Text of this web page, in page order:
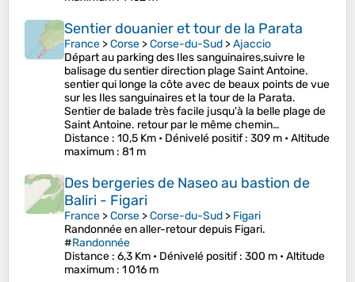
Sentier douanier et tour de la Parata
France >Corse >Corse-du-Sud >Ajaccio
Départ au parking des Iles sanguinaires,suivre le
balisage du sentier direction plage Saint Antoine.
sentier qui longe la côte avec de beaux points de vue
sur les Iles sanguinaires et la tour de la Parata.
Sentier de balade très facile jusqu'à la belle plage de
Saint Antoine. retour par le même chemin…
Distance : 10,5 Km • Dénivelé positif: 309 m •Altitude
maximum : 81 m
Des bergeries de Naseo au bastion de
Baliri - Figari
France >Corse >Corse-du-Sud > Figari
Randonnée en aller-retour depuis Figari.
#Randonnée
Distance : 6,3 Km • Dénivelé positif: 300 m •Altitude
maximum : 1 016 m